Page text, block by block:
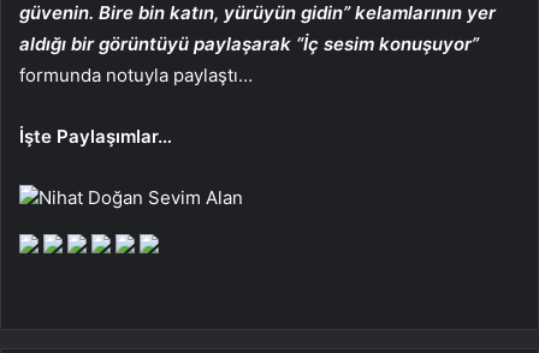
güvenin. Bire bin katın, yürüyün gidin” kelamlarının yer
aldığı bir görüntüyü paylaşarak “İç sesim konuşuyor”
formunda notuyla paylaştı…
İşte Paylaşımlar…
Nihat Doğan Sevim Alan